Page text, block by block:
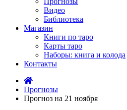
Видео
Библиотека
Магазин
Книги по таро
Карты таро
Наборы: книга и колода
Контакты
Прогнозы
Прогноз на 21 ноября